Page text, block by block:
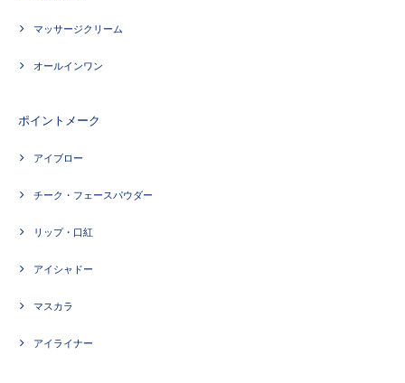
マッサージクリーム
オールインワン
ポイントメーク
アイブロー
チーク・フェースパウダー
リップ・口紅
アイシャドー
マスカラ
アイライナー